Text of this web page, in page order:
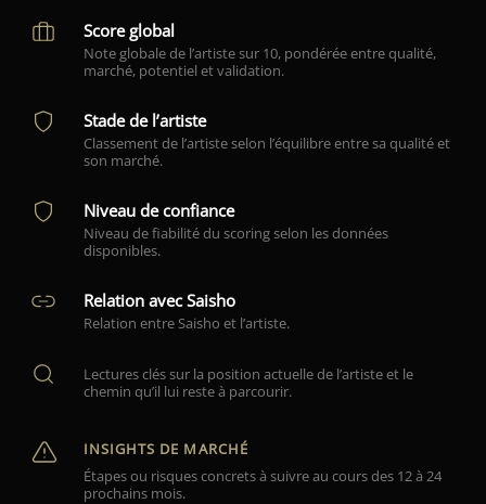
Score global
Note globale de l’artiste sur 10, pondérée entre qualité,
marché, potentiel et validation.
Stade de l’artiste
Classement de l’artiste selon l’équilibre entre sa qualité et
son marché.
Niveau de confiance
Niveau de fiabilité du scoring selon les données
disponibles.
Relation avec Saisho
Relation entre Saisho et l’artiste.
Lectures clés sur la position actuelle de l’artiste et le
chemin qu’il lui reste à parcourir.
INSIGHTS DE MARCHÉ
Étapes ou risques concrets à suivre au cours des 12 à 24
prochains mois.